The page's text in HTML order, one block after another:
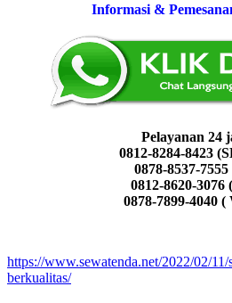
Informasi &
Pelayanan 24
0812-8284-8423
0878-8537-
0812-8620-3076
0878-7899-4040
https://www.sewatenda.net/2022/02/
berkualitas/